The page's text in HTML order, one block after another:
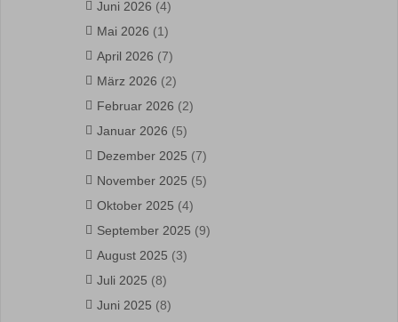
Juni 2026 (4)
Mai 2026 (1)
April 2026 (7)
März 2026 (2)
Februar 2026 (2)
Januar 2026 (5)
Dezember 2025 (7)
November 2025 (5)
Oktober 2025 (4)
September 2025 (9)
August 2025 (3)
Juli 2025 (8)
Juni 2025 (8)